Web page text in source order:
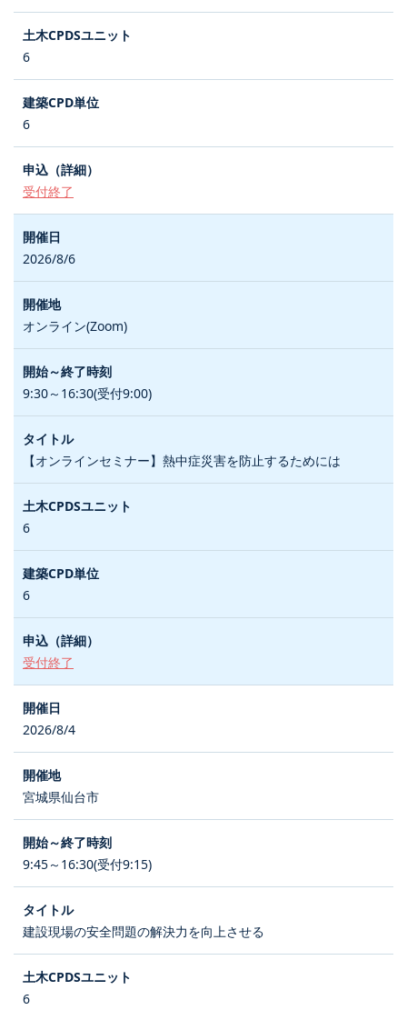
6
6
受付終了
2026/8/6
オンライン(Zoom)
9:30～16:30(受付9:00)
【オンラインセミナー】熱中症災害を防止するためには
6
6
受付終了
2026/8/4
宮城県仙台市
9:45～16:30(受付9:15)
建設現場の安全問題の解決力を向上させる
6